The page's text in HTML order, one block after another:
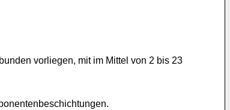
vorliegen, mit im Mittel von 2 bis 23